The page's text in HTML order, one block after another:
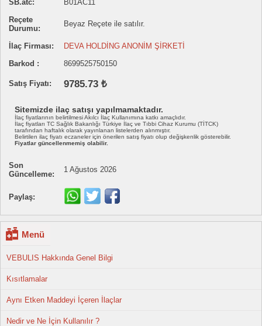
SB.atc:
B01AC11
Reçete
Durumu:
Beyaz Reçete ile satılır.
İlaç Firması:
DEVA HOLDİNG ANONİM ŞİRKETİ
Barkod :
8699525750150
Satış Fiyatı: 9785.73 ₺
Sitemizde ilaç satışı yapılmamaktadır.
İlaç fiyatlarının belirtilmesi Akılcı İlaç Kullanımına katkı amaçlıdır.
İlaç fiyatları TC Sağlık Bakanlığı Türkiye İlaç ve Tıbbi Cihaz Kurumu (TİTCK)
tarafından haftalık olarak yayınlanan listelerden alınmıştır.
Belirtilen ilaç fiyatı eczaneler için önerilen satış fiyatı olup değişkenlik gösterebilir.
Fiyatlar güncellenmemiş olabilir.
Son
Güncelleme:
1 Ağustos 2026
Paylaş:
Menü
VEBULIS Hakkında Genel Bilgi
Kısıtlamalar
Aynı Etken Maddeyi İçeren İlaçlar
Nedir ve Ne İçin Kullanılır ?